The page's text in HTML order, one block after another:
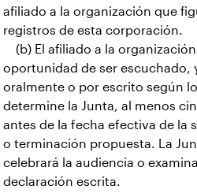
afiliado a la organización que
registros de esta corporación.
(b) El afiliado a la
oportunidad de ser escuchado,
oralmente o por escrito según lo
determine la Junta, al menos
antes de la fecha efectiva de la
o terminación propuesta. La
celebrará la audiencia o
declaración escrita.